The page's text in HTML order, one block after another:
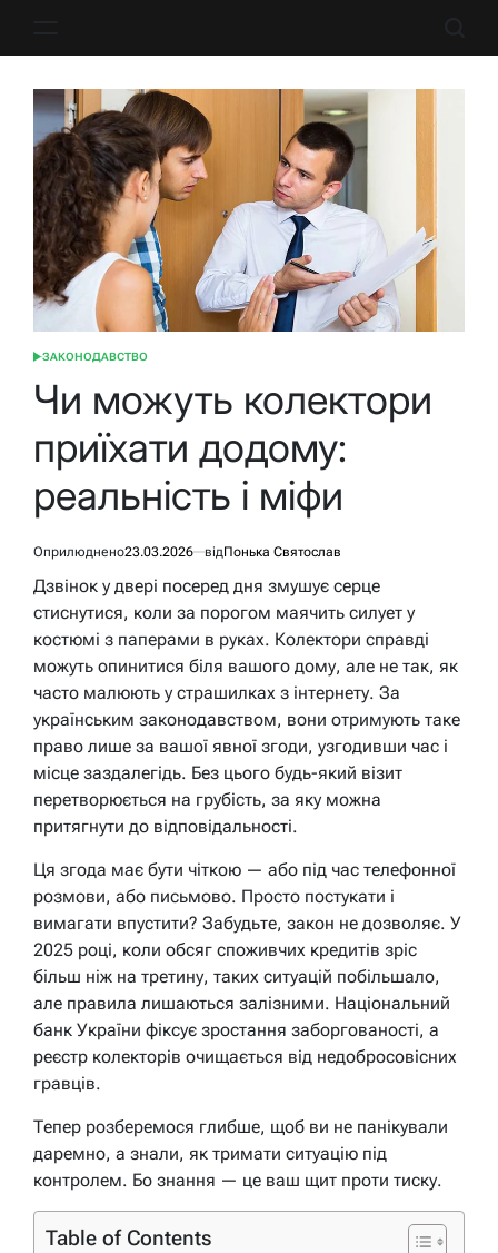
ОПУБЛІКУВАТИ
ЗАКОНОДАВСТВО
Чи можуть колектори
приїхати додому:
реальність і міфи
Оприлюднено23.03.2026 відПонька Святослав
Дзвінок у двері посеред дня змушує серце
стиснутися, коли за порогом маячить силует у
костюмі з паперами в руках. Колектори справді
можуть опинитися біля вашого дому, але не так, як
часто малюють у страшилках з інтернету. За
українським законодавством, вони отримують таке
право лише за вашої явної згоди, узгодивши час і
місце заздалегідь. Без цього будь-який візит
перетворюється на грубість, за яку можна
притягнути до відповідальності.
Ця згода має бути чіткою — або під час телефонної
розмови, або письмово. Просто постукати і
вимагати впустити? Забудьте, закон не дозволяє. У
2025 році, коли обсяг споживчих кредитів зріс
більш ніж на третину, таких ситуацій побільшало,
але правила лишаються залізними. Національний
банк України фіксує зростання заборгованості, а
реєстр колекторів очищається від недобросовісних
гравців.
Тепер розберемося глибше, щоб ви не панікували
даремно, а знали, як тримати ситуацію під
контролем. Бо знання — це ваш щит проти тиску.
Table of Contents